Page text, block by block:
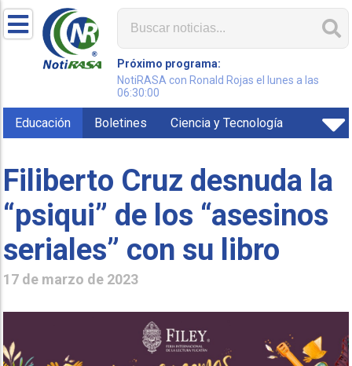
Próximo programa:
NotiRASA con Ronald Rojas el lunes a las
06:30:00
Educación Boletines Ciencia y Tecnología
Filiberto Cruz desnuda la
“psiqui” de los “asesinos
seriales” con su libro
17 de marzo de 2023